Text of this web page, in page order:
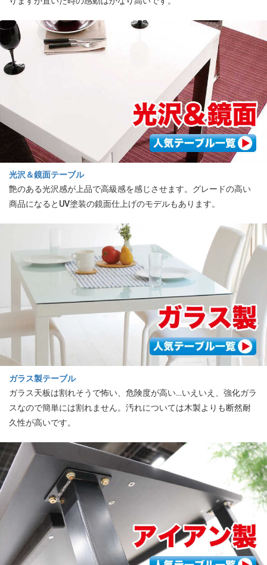
光沢＆鏡面テーブル
艶のある光沢感が上品で高級感を感じさせます。グレードの高い
商品になるとUV塗装の鏡面仕上げのモデルもあります。
ガラス製テーブル
ガラス天板は割れそうで怖い、危険度が高い…いえいえ、強化ガラ
スなので簡単には割れません。汚れについては木製よりも断然耐
久性が高いです。